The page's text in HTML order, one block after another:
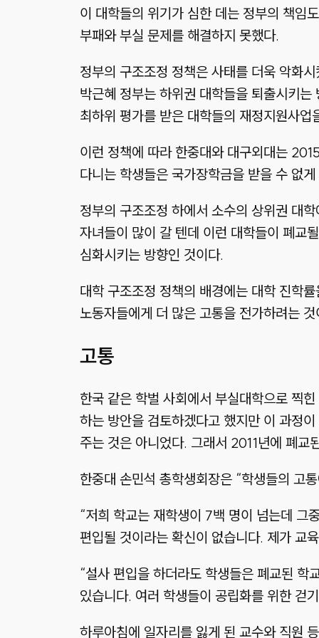
이 대학들의 위기가 심한 데는 정부의 책임
부패와 부실 문제를 해결하지 못했다.
정부의 구조조정 정책은 사태를 더욱 악화
박근혜 정부는 하위권 대학들을 퇴출시키
최하위 평가를 받은 대학들의 재정지원사
이런 정책에 따라 한중대와 대구외대는
다니는 학생들은 국가장학금을 받을 수 없
정부의 구조조정 하에서 소수의 상위권 대
자녀들이 많이 갈 텐데 이런 대학들이 폐교
심화시키는 방향인 것이다.
대학 구조조정 정책의 배경에는 대학 진학
노동자들에게 더 많은 고통을 전가하려는
고통
한국 같은 학벌 사회에서 부실대학으로 찍
하는 방안을 검토하겠다고 했지만 이 과정
주는 것은 아니었다. 그래서 2011년에 폐
한중대 손민석 총학생회장은 “학생들의 고
“저희 학교는 재학생이 7백 명이 넘는데 그
편입될 것이라는 확신이 없습니다. 제가 교
“설사 편입을 하더라도 학생들은 폐교된 학
있습니다. 여러 학생들이 공립화를 위한 걷
하루아침에 일자리를 잃게 된 교수와 직원